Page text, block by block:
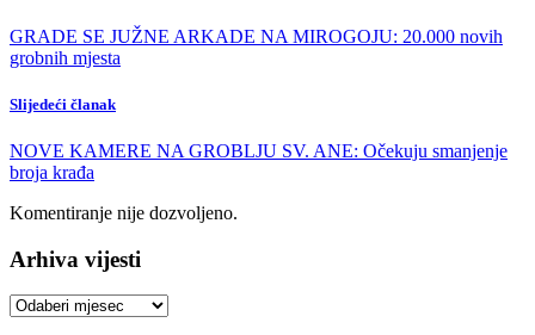
GRADE SE JUŽNE ARKADE NA MIROGOJU: 20.000 novih
grobnih mjesta
Slijedeći članak
NOVE KAMERE NA GROBLJU SV. ANE: Očekuju smanjenje
broja krađa
Komentiranje nije dozvoljeno.
Arhiva vijesti
Arhiva